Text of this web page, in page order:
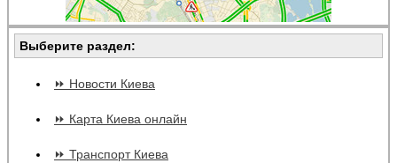
Выберите раздел:
⏩ Новости Киева
⏩ Карта Киева онлайн
⏩ Транспорт Киева